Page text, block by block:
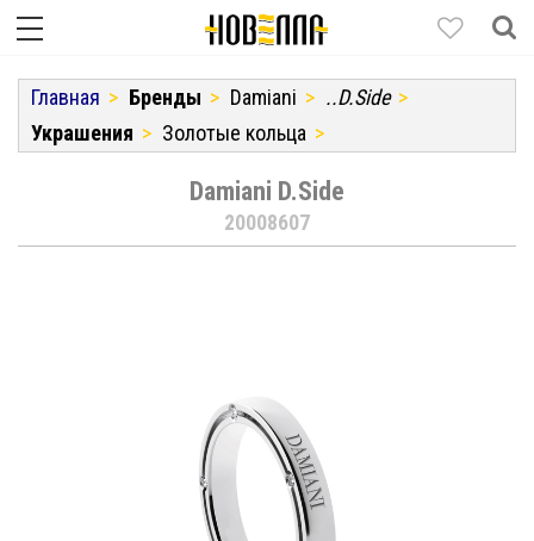
Главная Бренды Damiani
..D.Side
Украшения
Золотые кольца
Damiani D.Side
20008607